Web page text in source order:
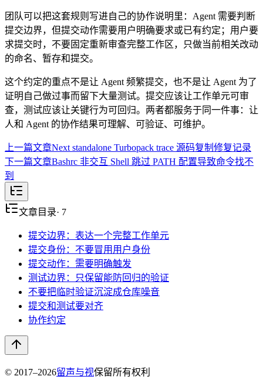
团队可以把这套规则写进自己的协作说明里：Agent 需要判断
提交边界，但提交动作需要用户明确要求或已有约定；用户要
求提交时，不要固定重新审查完整工作区，只做当前相关改动
的命名、暂存和提交。
这个约定的重点不是让 Agent 频繁提交，也不是让 Agent 为了
证明自己做过事而留下大量测试。提交应该让工作单元可审
查，测试应该让关键行为可回归。两者都服务于同一件事：让
人和 Agent 的协作结果可理解、可验证、可维护。
上一篇文章Next standalone Turbopack trace 源码复制修复记录
下一篇文章Bashrc 非交互 Shell 跳过 PATH 配置导致命令找不
到
文章目录· 7
提交边界：表达一个完整工作单元
提交身份：不要冒用用户身份
提交动作：需要明确触发
测试边界：只保留能防回归的验证
不要把临时验证沉淀成仓库噪音
提交和测试要对齐
协作约定
© 2017–2026留声与视保留所有权利